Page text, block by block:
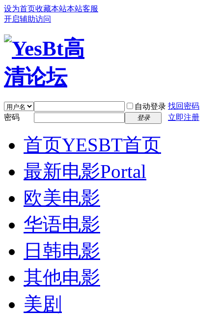
设为首页收藏本站本站客服
开启辅助访问
自动登录 找回密码
密码
登录 立即注册
首页YESBT首页
最新电影Portal
欧美电影
华语电影
日韩电影
其他电影
美剧